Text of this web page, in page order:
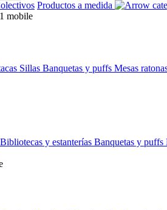
Productos a medida
Sillas Banquetas y puffs Mesas
Bibliotecas y estanterías Banquetas y puffs